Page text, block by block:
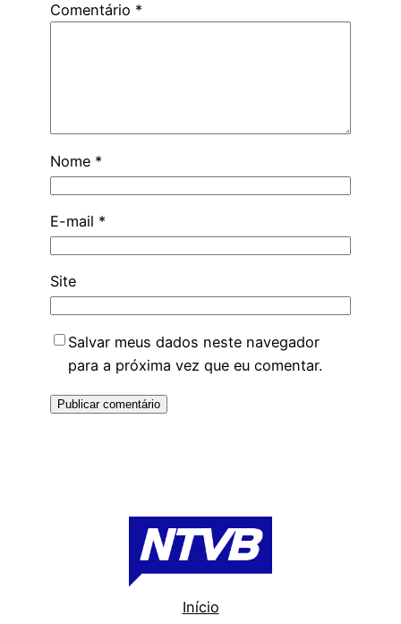
Comentário *
Nome *
E-mail *
Site
Salvar meus dados neste navegador
para a próxima vez que eu comentar.
Início